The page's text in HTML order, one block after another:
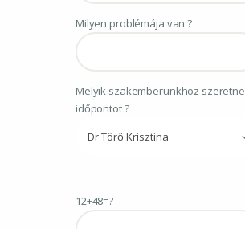
Milyen problémája van ?
Melyik szakemberünkhöz szeretne
időpontot ?
12+48=?